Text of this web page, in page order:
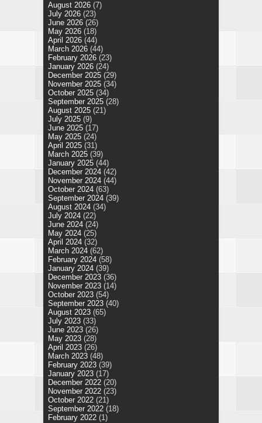
August 2026 (7)
July 2026 (23)
June 2026 (26)
May 2026 (18)
April 2026 (44)
March 2026 (44)
February 2026 (23)
January 2026 (24)
December 2025 (29)
November 2025 (34)
October 2025 (34)
September 2025 (28)
August 2025 (21)
July 2025 (9)
June 2025 (17)
May 2025 (24)
April 2025 (31)
March 2025 (39)
January 2025 (44)
December 2024 (42)
November 2024 (44)
October 2024 (63)
September 2024 (39)
August 2024 (34)
July 2024 (22)
June 2024 (24)
May 2024 (25)
April 2024 (32)
March 2024 (62)
February 2024 (58)
January 2024 (39)
December 2023 (36)
November 2023 (14)
October 2023 (54)
September 2023 (40)
August 2023 (65)
July 2023 (33)
June 2023 (26)
May 2023 (28)
April 2023 (26)
March 2023 (48)
February 2023 (39)
January 2023 (17)
December 2022 (20)
November 2022 (23)
October 2022 (21)
September 2022 (18)
February 2022 (1)